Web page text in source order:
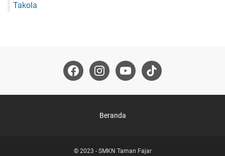
Takola
Beranda
© 2023 - SMKN Taman Fajar